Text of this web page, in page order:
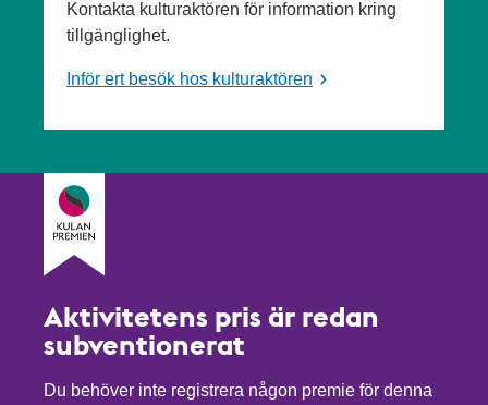
Kontakta kulturaktören för information kring
tillgänglighet.
Inför ert besök hos kulturaktören
Aktivitetens pris är redan
subventionerat
Du behöver inte registrera någon premie för denna